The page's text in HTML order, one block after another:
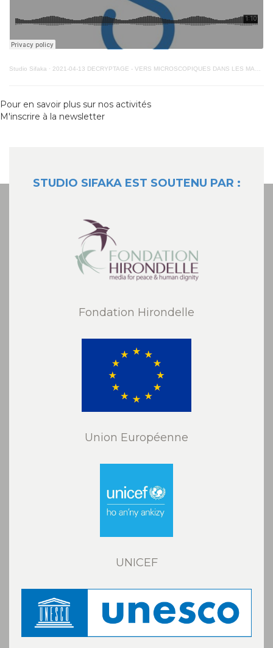
Studio Sifaka · 2021-04-13 DECRYPTAGE - VERS MICROSCOPIQUES DANS LES MASQUES VM
Pour en savoir plus sur nos activités
M'inscrire à la newsletter
STUDIO SIFAKA EST SOUTENU PAR :
Fondation Hirondelle
Union Européenne
UNICEF